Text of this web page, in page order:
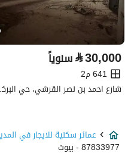
تفاصيل العقار
نوع الإعلان
استخدام العقار
-
السعر
⃁30,000 سنوياً
641 م2
شارع
عمائر سكنية للايجار في
87833977 - بيوت